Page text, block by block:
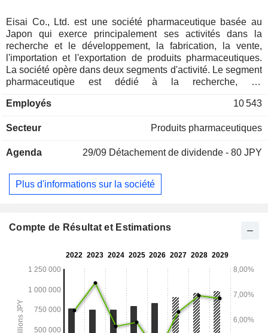
Eisai Co., Ltd. est une société pharmaceutique basée au
Japon qui exerce principalement ses activités dans la
recherche et le développement, la fabrication, la vente,
l'importation et l'exportation de produits pharmaceutiques.
La société opère dans deux segments d'activité. Le segment
pharmaceutique est dédié à la recherche, au
pharmaceutiques à usage médical, de médicaments
Ce segment opère dans cinq régions, à savoir le Japon, les
(Europe, Moyen-Orient, Afrique, Russie, Océanie), l’Asie et
latine). Le segment « Autres » concerne les revenus de
licences et l’activité liée aux matières premières
Lembima et Halaven dans les domaines de la neurologie et
Employés 10 543
Secteur Produits pharmaceutiques
Agenda 29/09 Détachement de dividende - 80 JPY
Plus d'informations sur la société
Compte de Résultat et Estimations